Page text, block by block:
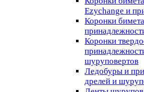
Ezychange и
Коронки
Коронки
шуруповертов
Ледобуры и
дрелей и